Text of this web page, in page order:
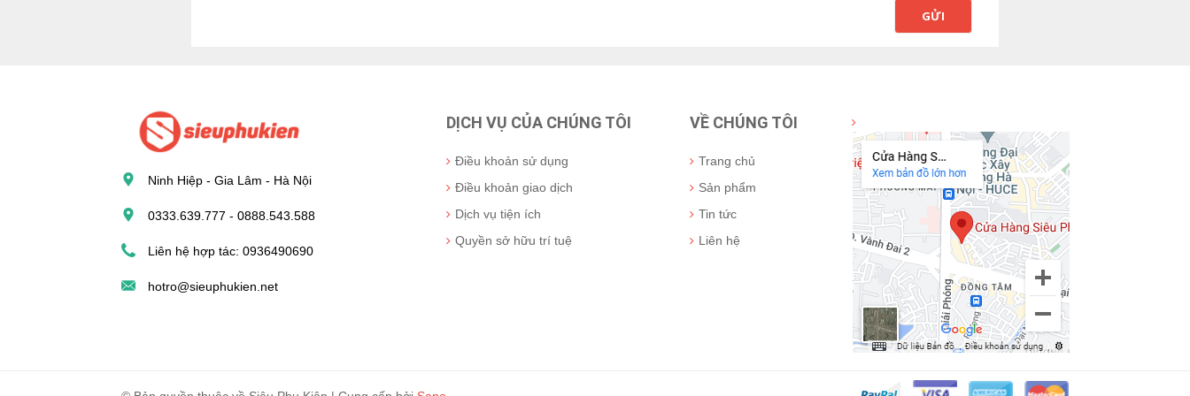
GỬI
Ninh Hiệp - Gia Lâm - Hà Nội
0333.639.777 - 0888.543.588
Liên hệ hợp tác: 0936490690
hotro@sieuphukien.net
DỊCH VỤ CỦA CHÚNG TÔI
Điều khoản sử dụng
Điều khoản giao dịch
Dịch vụ tiện ích
Quyền sở hữu trí tuệ
VỀ CHÚNG TÔI
Trang chủ
Sản phẩm
Tin tức
Liên hệ